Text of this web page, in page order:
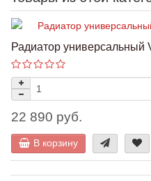
Радиатор универсальный
22 890 руб.
В корзину